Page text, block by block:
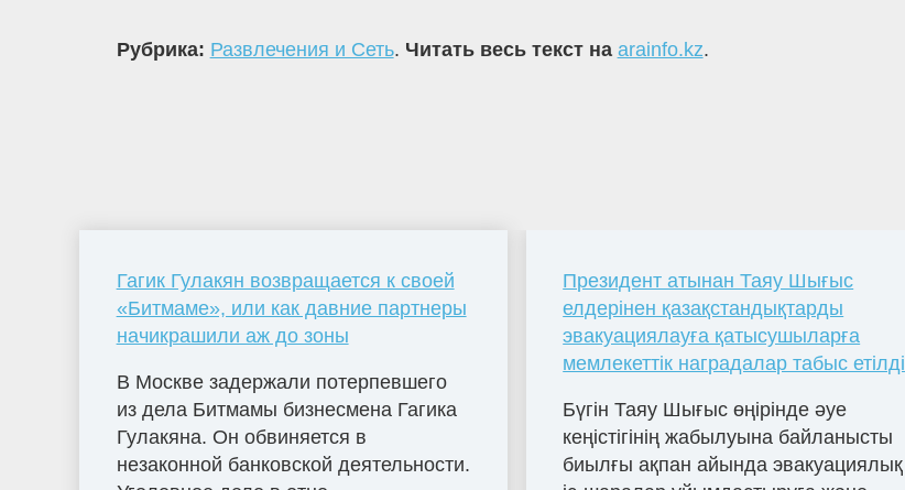
Рубрика: Развлечения и Сеть. Читать весь текст на arainfo.kz.
Гагик Гулакян возвращается к своей
«Битмаме», или как давние партнеры
начикрашили аж до зоны
В Москве задержали потерпевшего
из дела Битмамы бизнесмена Гагика
Гулакяна. Он обвиняется в
незаконной банковской деятельности.
Президент атынан Таяу Шығыс
елдерінен қазақстандықтарды
эвакуациялауға қатысушыларға
мемлекеттік наградалар табыс етілді
Бүгін Таяу Шығыс өңірінде әуе
кеңістігінің жабылуына байланысты
биылғы ақпан айында эвакуациялық